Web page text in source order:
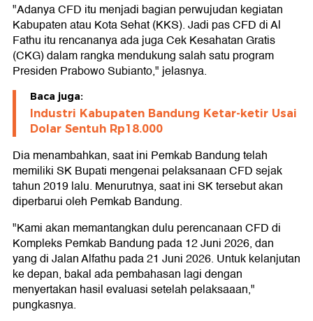
"Adanya CFD itu menjadi bagian perwujudan kegiatan
Kabupaten atau Kota Sehat (KKS). Jadi pas CFD di Al
Fathu itu rencananya ada juga Cek Kesahatan Gratis
(CKG) dalam rangka mendukung salah satu program
Presiden Prabowo Subianto," jelasnya.
Baca juga:
Industri Kabupaten Bandung Ketar-ketir Usai
Dolar Sentuh Rp18.000
Dia menambahkan, saat ini Pemkab Bandung telah
memiliki SK Bupati mengenai pelaksanaan CFD sejak
tahun 2019 lalu. Menurutnya, saat ini SK tersebut akan
diperbarui oleh Pemkab Bandung.
"Kami akan memantangkan dulu perencanaan CFD di
Kompleks Pemkab Bandung pada 12 Juni 2026, dan
yang di Jalan Alfathu pada 21 Juni 2026. Untuk kelanjutan
ke depan, bakal ada pembahasan lagi dengan
menyertakan hasil evaluasi setelah pelaksaaan,"
pungkasnya.